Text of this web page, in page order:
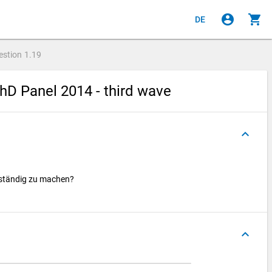
DE account_circle shopping_cart
1.19
Panel 2014 - third wave
keyboard_arrow_up
zu machen?
keyboard_arrow_up